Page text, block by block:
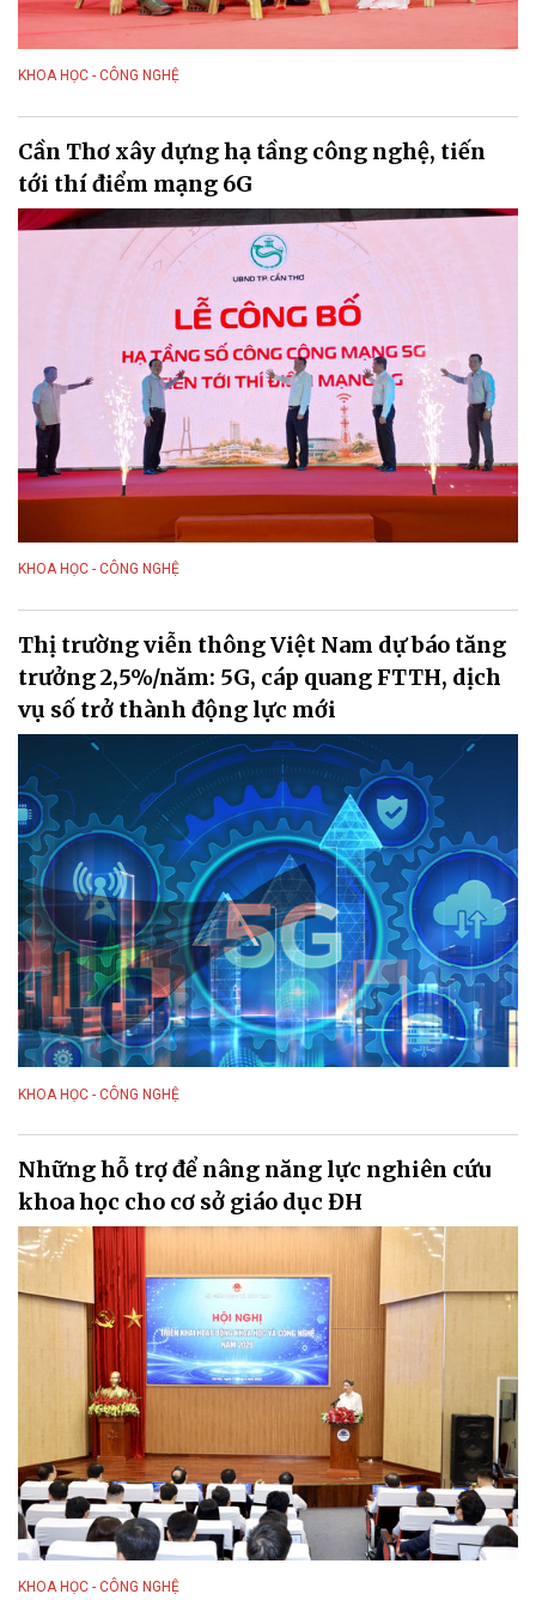
KHOA HỌC - CÔNG NGHỆ
Cần Thơ xây dựng hạ tầng công nghệ, tiến
tới thí điểm mạng 6G
KHOA HỌC - CÔNG NGHỆ
Thị trường viễn thông Việt Nam dự báo tăng
trưởng 2,5%/năm: 5G, cáp quang FTTH, dịch
vụ số trở thành động lực mới
KHOA HỌC - CÔNG NGHỆ
Những hỗ trợ để nâng năng lực nghiên cứu
khoa học cho cơ sở giáo dục ĐH
KHOA HỌC - CÔNG NGHỆ